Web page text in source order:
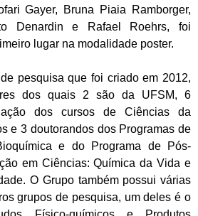
Gayer, Bruna Piaia Ramborger,
Denardin e Rafael Roehrs, foi
lugar na modalidade poster.
pesquisa que foi criado em 2012,
dos quais 2 são da UFSM, 6
dos cursos de Ciências da
e 3 doutorandos dos Programas de
e do Programa de Pós-
em Ciências: Química da Vida e
O Grupo também possui várias
grupos de pesquisa, um deles é o